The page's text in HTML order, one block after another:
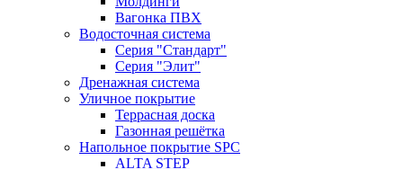
Вагонка ПВХ
Водосточная система
Серия "Стандарт"
Серия "Элит"
Дренажная система
Уличное покрытие
Террасная доска
Газонная решётка
Напольное покрытие SPC
ALTA STEP